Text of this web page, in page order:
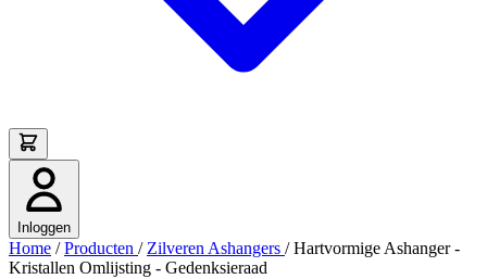
Inloggen
Home / Producten / Zilveren Ashangers / Hartvormige Ashanger -
Kristallen Omlijsting - Gedenksieraad